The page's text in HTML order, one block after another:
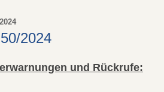
2024
und Rückrufe: